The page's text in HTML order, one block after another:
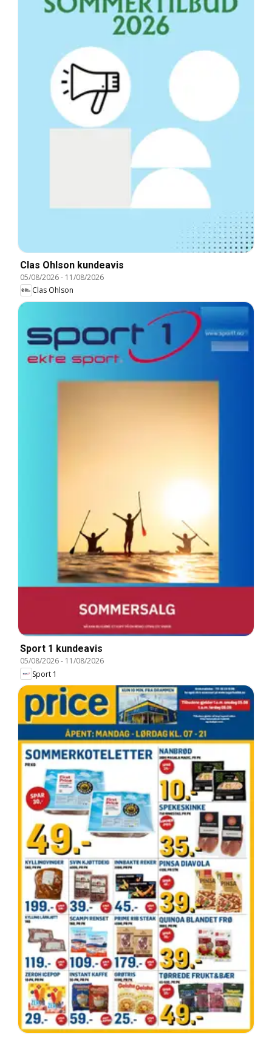
Clas Ohlson kundeavis
05/08/2026- 11/08/2026
Clas Ohlson
Sport 1 kundeavis
05/08/2026- 11/08/2026
Sport 1